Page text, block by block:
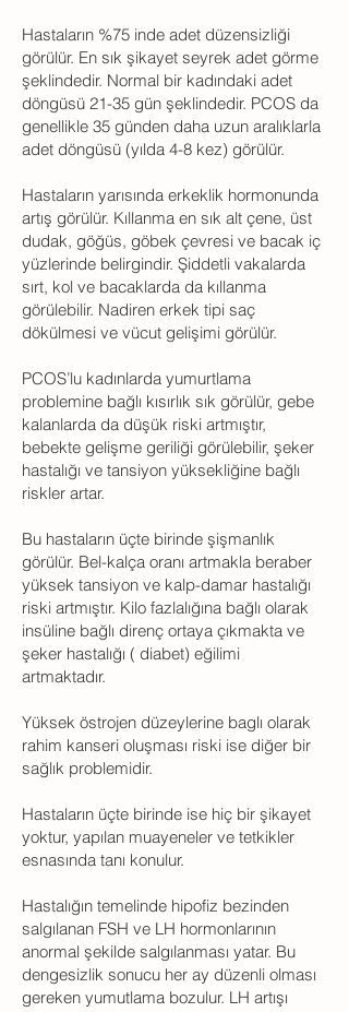
Hastaların %75 inde adet düzensizliği
görülür. En sık şikayet seyrek adet görme
şeklindedir. Normal bir kadındaki adet
döngüsü 21-35 gün şeklindedir. PCOS da
genellikle 35 günden daha uzun aralıklarla
adet döngüsü (yılda 4-8 kez) görülür.
Hastaların yarısında erkeklik hormonunda
artış görülür. Kıllanma en sık alt çene, üst
dudak, göğüs, göbek çevresi ve bacak iç
yüzlerinde belirgindir. Şiddetli vakalarda
sırt, kol ve bacaklarda da kıllanma
görülebilir. Nadiren erkek tipi saç
dökülmesi ve vücut gelişimi görülür.
PCOS’lu kadınlarda yumurtlama
problemine bağlı kısırlık sık görülür, gebe
kalanlarda da düşük riski artmıştır,
bebekte gelişme geriliği görülebilir, şeker
hastalığı ve tansiyon yüksekliğine bağlı
riskler artar.
Bu hastaların üçte birinde şişmanlık
görülür. Bel-kalça oranı artmakla beraber
yüksek tansiyon ve kalp-damar hastalığı
riski artmıştır. Kilo fazlalığına bağlı olarak
insüline bağlı direnç ortaya çıkmakta ve
şeker hastalığı ( diabet) eğilimi
artmaktadır.
Yüksek östrojen düzeylerine baglı olarak
rahim kanseri oluşması riski ise diğer bir
sağlık problemidir.
Hastaların üçte birinde ise hiç bir şikayet
yoktur, yapılan muayeneler ve tetkikler
esnasında tanı konulur.
Hastalığın temelinde hipofiz bezinden
salgılanan FSH ve LH hormonlarının
anormal şekilde salgılanması yatar. Bu
dengesizlik sonucu her ay düzenli olması
gereken yumutlama bozulur. LH artışı